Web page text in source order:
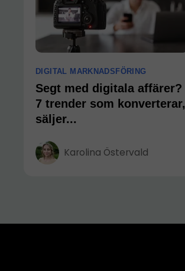
DIGITAL MARKNADSFÖRING
Segt med digitala affärer?
7 trender som konverterar,
säljer...
Karolina Östervald